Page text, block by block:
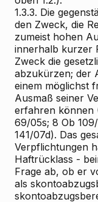
1.3.3. Die
den Zweck, die
zumeist hohen
innerhalb kurzer
Zweck die
abzukürzen; der
einem möglichst
Ausmaß seiner
erfahren können
69/05s; 8 Ob
141/07d). Das
Verpflichtungen
Haftrücklass -
Frage ab, ob er
als